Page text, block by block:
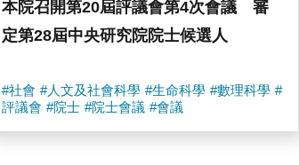
本院召開第20屆評議會第4次會議 審
定第28屆中央研究院院士候選人
#社會 #人文及社會科學 #生命科學 #數理科學 #
評議會 #院士 #院士會議 #會議